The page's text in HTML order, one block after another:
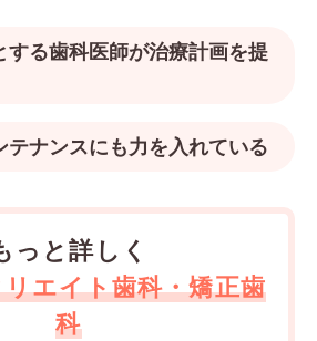
する歯科医師が治療計画を提
テナンスにも力を入れている
っと詳しく
エイト歯科・矯正歯
科